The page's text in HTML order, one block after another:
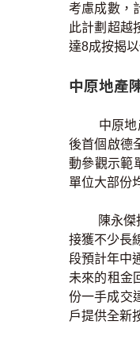
考慮成數，
此計劃超越
達8成按揭
中原地產
中原
後首個啟德
動參觀示範
單位大部份
陳永
接獲不少長
段預計年中
未來的租金
份一手成交
戶提供全新